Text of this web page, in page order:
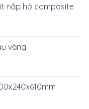
nắp hở composite
vàng